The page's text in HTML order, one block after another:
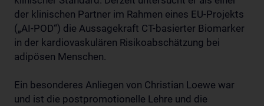
der klinischen Partner im Rahmen eines EU-Projekts
(„AI-POD“) die Aussagekraft CT-basierter Biomarker
in der kardiovaskulären Risikoabschätzung bei
adipösen Menschen.
Ein besonderes Anliegen von Christian Loewe war
und ist die postpromotionelle Lehre und die